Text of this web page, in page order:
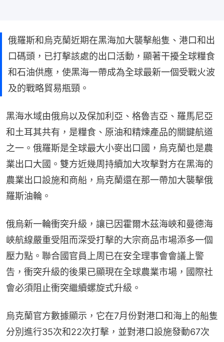
俄羅斯和烏克蘭近期在黑海加大襲擊船隻、港口和出
口碼頭，已打擊該處的出口活動，顯著干擾全球糧食
和石油供應，使黑海一帶成為全球最新一個受戰火波
及的戰略貿易瓶頸。
黑海水域由俄烏以及保加利亞、格魯吉亞、羅馬尼亞
和土耳其共有，是糧食、原油和精煉產品的關鍵航道
之一。俄羅斯是全球最大小麥出口國，烏克蘭也是農
業出口大國。雙方近幾周持續加大攻擊對方在黑海的
農業出口設施和商船，烏克蘭還在那一帶加大襲擊俄
羅斯油輪。
俄烏新一輪衝突升級，讓已因霍爾木茲海峽和曼德海
峽航線嚴重受阻而深受打擊的大宗商品市場添多一個
壓力點。聯合國官員上周已在安全理事會會議上警
告，衝突升級的後果已顯現在全球農業市場，國際社
會必須阻止衝突繼續螺旋式升級。
烏克蘭官方數據顯示，它在7月份對港口和海上的船隻
分別進行35次和22次打擊，並對港口設施發動67次